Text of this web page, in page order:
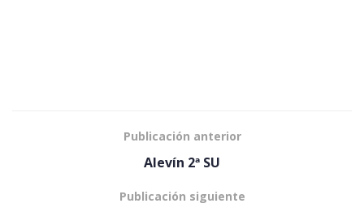
Publicación anterior
Alevín 2ª SU
Publicación siguiente